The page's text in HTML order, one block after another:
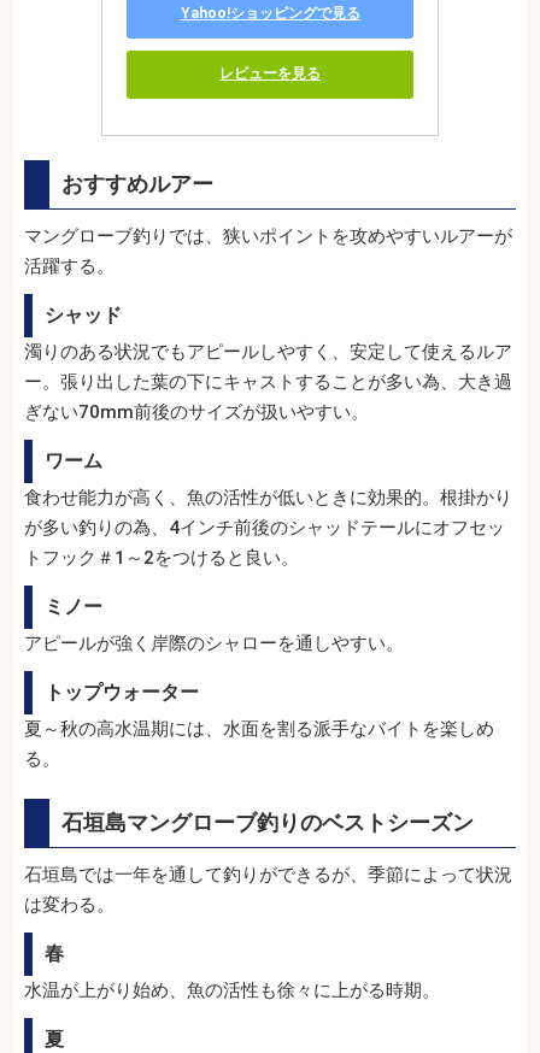
Yahoo!ショッピングで見る
レビューを見る
おすすめルアー
マングローブ釣りでは、狭いポイントを攻めやすいルアーが
活躍する。
シャッド
濁りのある状況でもアピールしやすく、安定して使えるルア
ー。張り出した葉の下にキャストすることが多い為、大き過
ぎない70mm前後のサイズが扱いやすい。
ワーム
食わせ能力が高く、魚の活性が低いときに効果的。根掛かり
が多い釣りの為、4インチ前後のシャッドテールにオフセッ
トフック＃1～2をつけると良い。
ミノー
アピールが強く岸際のシャローを通しやすい。
トップウォーター
夏～秋の高水温期には、水面を割る派手なバイトを楽しめ
る。
石垣島マングローブ釣りのベストシーズン
石垣島では一年を通して釣りができるが、季節によって状況
は変わる。
春
水温が上がり始め、魚の活性も徐々に上がる時期。
夏